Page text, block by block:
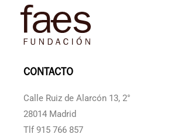
CONTACTO
Calle Ruiz de Alarcón 13, 2°
28014 Madrid
Tlf 915 766 857